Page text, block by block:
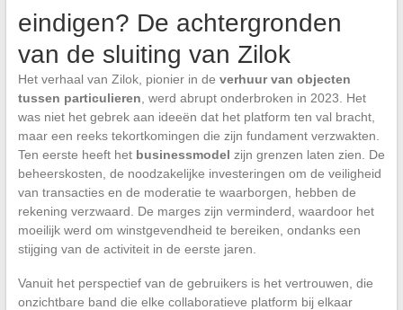
eindigen? De achtergronden
van de sluiting van Zilok
Het verhaal van Zilok, pionier in de verhuur van objecten
tussen particulieren , werd abrupt onderbroken in 2023. Het
was niet het gebrek aan ideeën dat het platform ten val bracht,
maar een reeks tekortkomingen die zijn fundament verzwakten.
Ten eerste heeft het businessmodel zijn grenzen laten zien. De
beheerskosten, de noodzakelijke investeringen om de veiligheid
van transacties en de moderatie te waarborgen, hebben de
rekening verzwaard. De marges zijn verminderd, waardoor het
moeilijk werd om winstgevendheid te bereiken, ondanks een
stijging van de activiteit in de eerste jaren.
Vanuit het perspectief van de gebruikers is het vertrouwen, die
onzichtbare band die elke collaboratieve platform bij elkaar